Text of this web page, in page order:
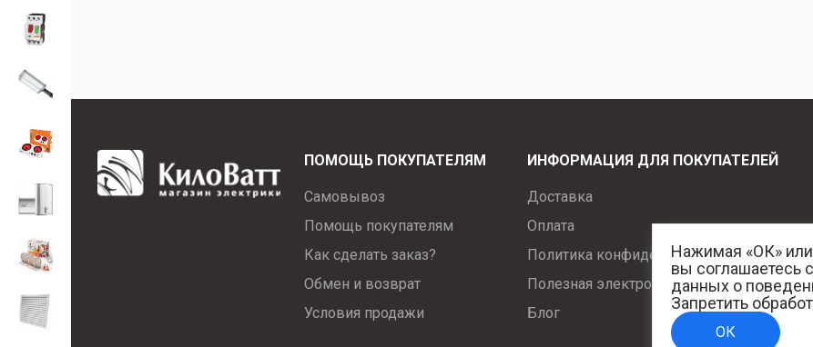
ПОМОЩЬ ПОКУПАТЕЛЯМ
Самовывоз
Помощь покупателям
Как сделать заказ?
Обмен и возврат
Условия продажи
ИНФОРМАЦИЯ ДЛЯ ПОКУПАТЕЛЕЙ
Доставка
Оплата
Политика конфиденциальности
Полезная электротехническая
Блог
Нажимая «ОК» или
вы соглашаетесь с
данных о
Запретить
ОК